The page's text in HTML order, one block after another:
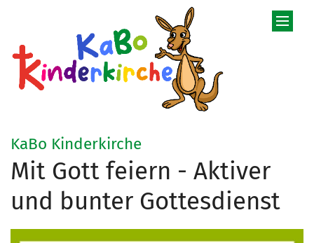
KaBo Kinderkirche:
Mit Gott feiern - Aktiver
und bunter Gottesdienst